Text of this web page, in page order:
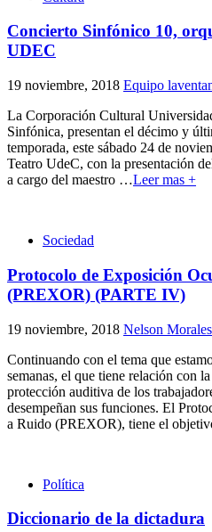
Concierto Sinfónico 10,
UDEC
19 noviembre, 2018 Equipo
La Corporación Cultural
Sinfónica, presentan el décimo y
temporada, este sábado 24 de
Teatro UdeC, con la presentación
a cargo del maestro …Leer mas +
Sociedad
Protocolo de Exposición
(PREXOR) (PARTE IV)
19 noviembre, 2018 Nelson Morales
Continuando con el tema que
semanas, el que tiene relación con
protección auditiva de los
desempeñan sus funciones. El
a Ruido (PREXOR), tiene el
Política
Diccionario de la dictadura